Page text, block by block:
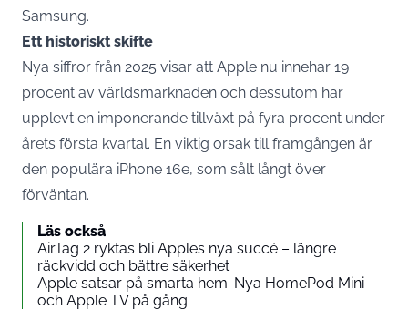
Samsung.
Ett historiskt skifte
Nya siffror från 2025 visar att Apple nu innehar 19
procent av världsmarknaden och dessutom har
upplevt en imponerande tillväxt på fyra procent under
årets första kvartal. En viktig orsak till framgången är
den populära iPhone 16e, som sålt långt över
förväntan.
Läs också
AirTag 2 ryktas bli Apples nya succé – längre
räckvidd och bättre säkerhet
Apple satsar på smarta hem: Nya HomePod Mini
och Apple TV på gång